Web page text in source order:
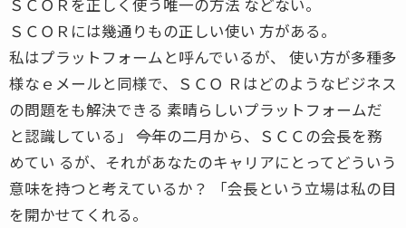
ＳＣＯＲには幾通りもの正しい使い 方がある。
私はプラットフォームと呼んでいるが、 使い方が多種多
様なｅメールと同様で、ＳＣＯ Ｒはどのようなビジネス
の問題をも解決できる 素晴らしいプラットフォームだ
と認識している」 ――今年の二月から、ＳＣＣの会長を務
めてい るが、それがあなたのキャリアにとってどういう
意味を持つと考えているか？ 「会長という立場は私の目
を開かせてくれる。